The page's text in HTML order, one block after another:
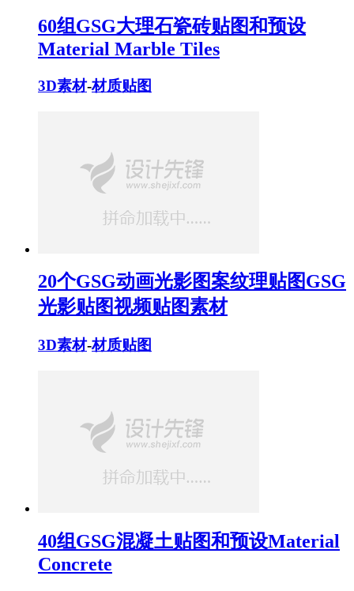
60组GSG大理石瓷砖贴图和预设
Material Marble Tiles
3D素材-材质贴图
20个GSG动画光影图案纹理贴图GSG
光影贴图视频贴图素材
3D素材-材质贴图
40组GSG混凝土贴图和预设Material
Concrete